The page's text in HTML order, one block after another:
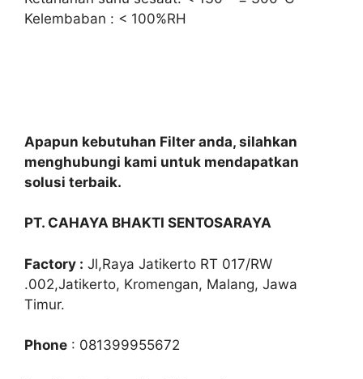
Kelembaban : < 100%RH
Apapun kebutuhan Filter anda, silahkan
menghubungi kami untuk mendapatkan
solusi terbaik.
PT. CAHAYA BHAKTI SENTOSARAYA
Factory : Jl,Raya Jatikerto RT 017/RW
.002,Jatikerto, Kromengan, Malang, Jawa
Timur.
Phone : 081399955672